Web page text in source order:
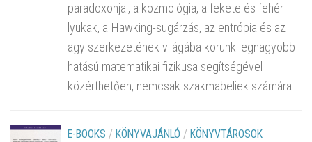
paradoxonjai, a kozmológia, a fekete és fehér
lyukak, a Hawking-sugárzás, az entrópia és az
agy szerkezetének világába korunk legnagyobb
hatású matematikai fizikusa segítségével
közérthetően, nemcsak szakmabeliek számára.
E-BOOKS / KÖNYVAJÁNLÓ / KÖNYVTÁROSOK